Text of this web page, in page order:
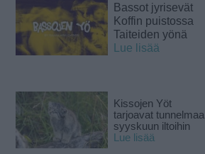
Bassot jyrisevät
Koffin puistossa
Taiteiden yönä
Lue lisää
Kissojen Yöt
tarjoavat tunnelmaa
syyskuun iltoihin
Lue lisää